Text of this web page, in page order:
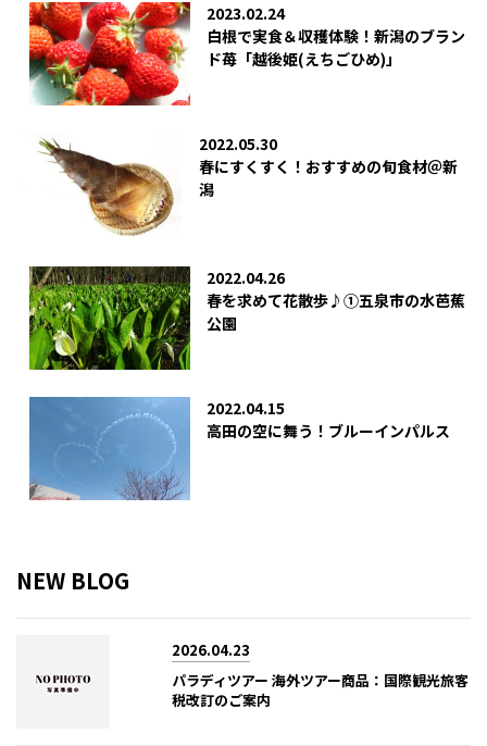
2023.02.24
白根で実食＆収穫体験！新潟のブラン
ド苺「越後姫(えちごひめ)」
2022.05.30
春にすくすく！おすすめの旬食材＠新
潟
2022.04.26
春を求めて花散歩♪①五泉市の水芭蕉
公園
2022.04.15
高田の空に舞う！ブルーインパルス
NEW BLOG
2026.04.23
パラディツアー 海外ツアー商品：国際観光旅客
税改訂のご案内